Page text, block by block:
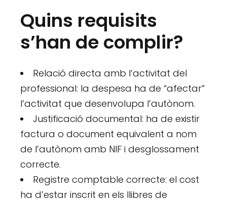
Quins requisits
s’han de complir?
Relació directa amb l’activitat del
professional: la despesa ha de “afectar”
l’activitat que desenvolupa l’autònom.
Justificació documental: ha de existir
factura o document equivalent a nom
de l’autònom amb NIF i desglossament
correcte.
Registre comptable correcte: el cost
ha d’estar inscrit en els llibres de